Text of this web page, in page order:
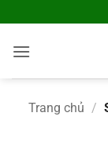
to
content
Trang chủ /